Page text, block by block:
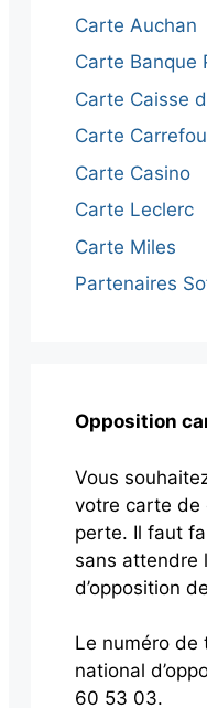
Carte Auchan
Carte Banque
Carte Caisse
Carte
Carte Casino
Carte Leclerc
Carte Miles
Partenaires
Opposition
Vous
votre carte de
perte. Il faut
sans attendre
d’opposition
Le numéro de
national
60 53 03.